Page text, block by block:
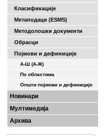
Класификације
Метаподаци (ESMS)
Методолошки документи
Обрасци
Појмови и дефиниције
А-Ш (A-Ж)
По областима
Општи појмови и дефиниције
Новинари
Мултимедија
Архива